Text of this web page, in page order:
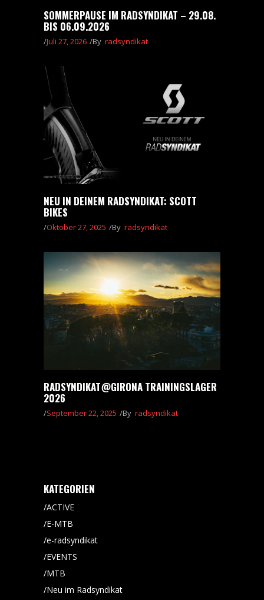
SOMMERPAUSE IM RADSYNDIKAT – 29.08.
BIS 06.09.2026
Juli 27, 2026 By radsyndikat
NEU IN DEINEM RADSYNDIKAT: SCOTT
BIKES
Oktober 27, 2025 By radsyndikat
RADSYNDIKAT@GIRONA TRAININGSLAGER
2026
September 22, 2025 By radsyndikat
KATEGORIEN
ACTIVE
E-MTB
e-radsyndikat
EVENTS
MTB
Neu im Radsyndikat